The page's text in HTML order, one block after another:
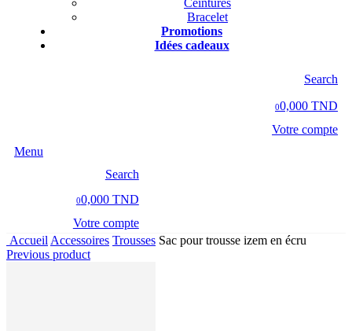
Ceintures
Bracelet
Promotions
Idées cadeaux
Search
00,000 TND
Votre compte
Menu
Search
00,000 TND
Votre compte
Accueil Accessoires Trousses Sac pour trousse izem en écru
Previous product